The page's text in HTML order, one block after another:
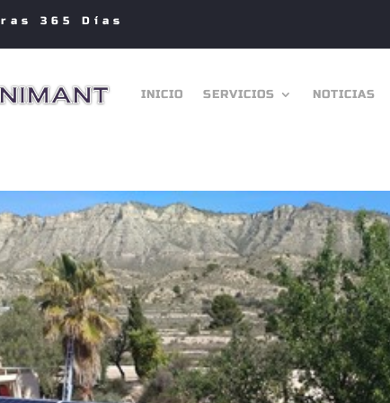
365 Días
INICIO SERVICIOS NOTICIAS